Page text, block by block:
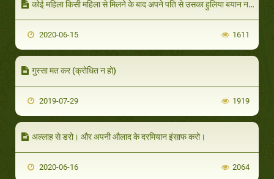
कोई महिला किसी महिला से मिलने के बाद अपने पति से उसका हुलिया बयान न करे
2020-06-15 1611
गुस्सा मत कर (क्रोधित न हो)
2019-07-29 1919
अल्लाह से डरो। और अपनी औलाद के दरमियान इंसाफ करो।
2020-06-16 2064